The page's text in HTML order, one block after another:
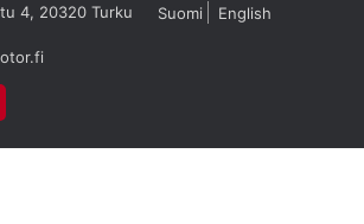
4, 20320 Turku
Suomi English